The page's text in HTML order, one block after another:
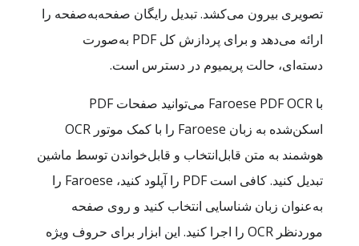
تصویری بیرون می‌کشد. تبدیل رایگان صفحه‌به‌صفحه را
ارائه می‌دهد و برای پردازش کل PDF به‌صورت
دسته‌ای، حالت پریمیوم در دسترس است.
با Faroese PDF OCR می‌توانید صفحات PDF
اسکن‌شده به زبان Faroese را با کمک موتور OCR
هوشمند به متن قابل‌انتخاب و قابل‌خواندن توسط ماشین
تبدیل کنید. کافی است PDF را آپلود کنید، Faroese را
به‌عنوان زبان شناسایی انتخاب کنید و روی صفحه
موردنظر OCR را اجرا کنید. این ابزار برای حروف ویژه